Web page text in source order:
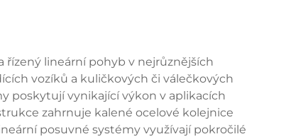
lineární pohyb v nejrůznějších
vozíků a kuličkových či válečkových
poskytují vynikající výkon v aplikacích
zahrnuje kalené ocelové kolejnice
posuvné systémy využívají pokročilé